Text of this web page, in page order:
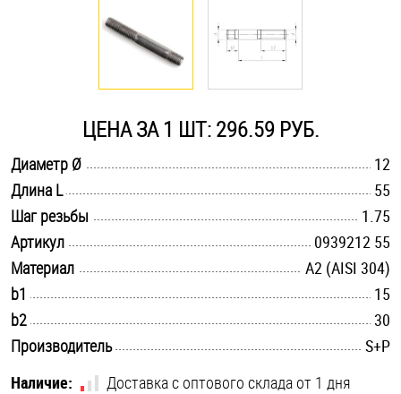
Оснастка и аксессуары для яхт
Саморезы и шурупы
Стопорные кольца
Такелаж
Хомуты
Шайбы
Шпильки
ЦЕНА ЗА 1 ШТ: 296.59 РУБ.
Диаметр Ø
12
Длина L
55
Шаг резьбы
1.75
Артикул
0939212 55
Материал
А2 (AISI 304)
b1
15
b2
30
Производитель
S+P
Наличие:
Доставка с оптового склада от 1 дня